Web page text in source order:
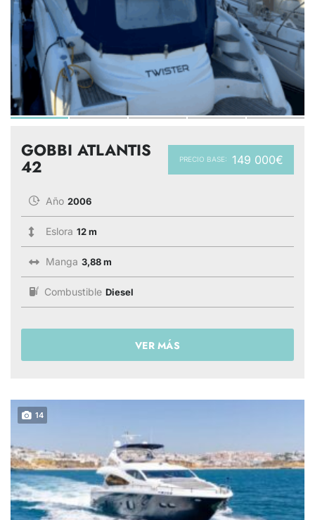
PRECIO BASE: 149 000€
GOBBI ATLANTIS
42
Año 2006
Eslora 12 m
Manga 3,88 m
Combustible Diesel
VER MÁS
14